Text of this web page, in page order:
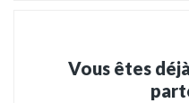
Vous êtes